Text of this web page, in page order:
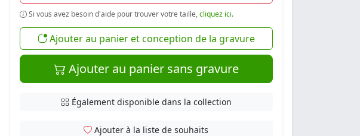
Si vous avez besoin d'aide pour trouver votre taille,cliquez ici.
Ajouter au panier et conception de la gravure
Ajouter au panier sans gravure
Également disponible dans la collection
Ajouter à la liste de souhaits